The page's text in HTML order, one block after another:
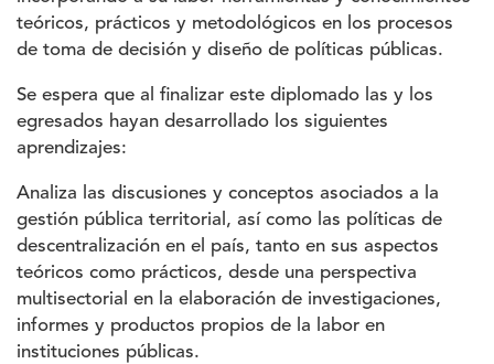
teóricos, prácticos y metodológicos en los procesos
de toma de decisión y diseño de políticas públicas.
Se espera que al finalizar este diplomado las y los
egresados hayan desarrollado los siguientes
aprendizajes:
Analiza las discusiones y conceptos asociados a la
gestión pública territorial, así como las políticas de
descentralización en el país, tanto en sus aspectos
teóricos como prácticos, desde una perspectiva
multisectorial en la elaboración de investigaciones,
informes y productos propios de la labor en
instituciones públicas.